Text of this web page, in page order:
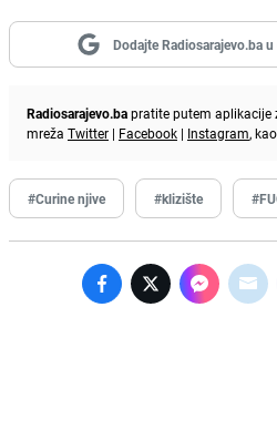
Dodajte Radiosarajevo.ba
Radiosarajevo.bapratite putem aplikacije
mreža Twitter | Facebook | Instagram,
#Curine njive #klizište